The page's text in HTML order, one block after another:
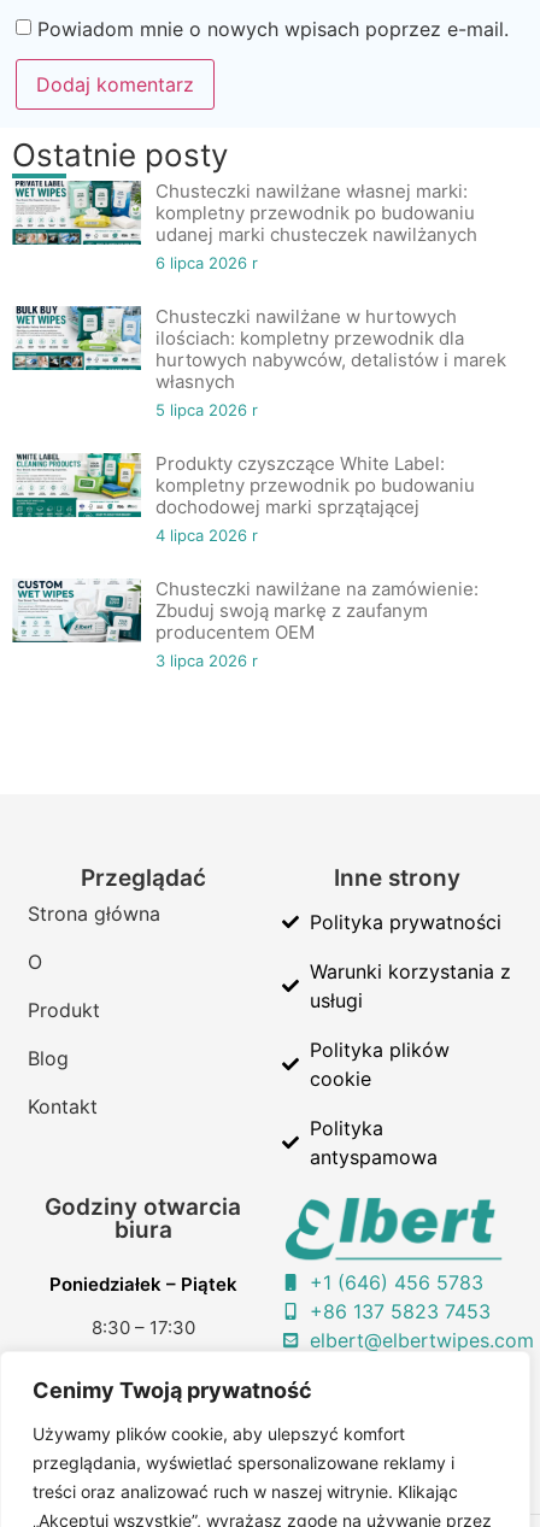
Cenimy Twoją prywatność
Używamy plików cookie, aby ulepszyć komfort
przeglądania, wyświetlać spersonalizowane reklamy i
treści oraz analizować ruch w naszej witrynie. Klikając
„Akceptuj wszystkie”, wyrażasz zgodę na używanie przez
Powiadom mnie o nowych wpisach poprzez e-mail.
Ostatnie posty
Chusteczki nawilżane własnej marki:
kompletny przewodnik po budowaniu
udanej marki chusteczek nawilżanych
6 lipca 2026 r
Chusteczki nawilżane w hurtowych
ilościach: kompletny przewodnik dla
hurtowych nabywców, detalistów i marek
własnych
5 lipca 2026 r
Produkty czyszczące White Label:
kompletny przewodnik po budowaniu
dochodowej marki sprzątającej
4 lipca 2026 r
Chusteczki nawilżane na zamówienie:
Zbuduj swoją markę z zaufanym
producentem OEM
3 lipca 2026 r
Przeglądać
Strona główna
O
Produkt
Blog
Kontakt
Inne strony
Polityka prywatności
Warunki korzystania z
usługi
Polityka plików
cookie
Polityka
antyspamowa
Godziny otwarcia
biura
Poniedziałek – Piątek
8:30 – 17:30
Sobota i niedziela
Zamknięte
+1 (646) 456 5783
+86 137 5823 7453
elbert@elbertwipes.com
elbertwipes